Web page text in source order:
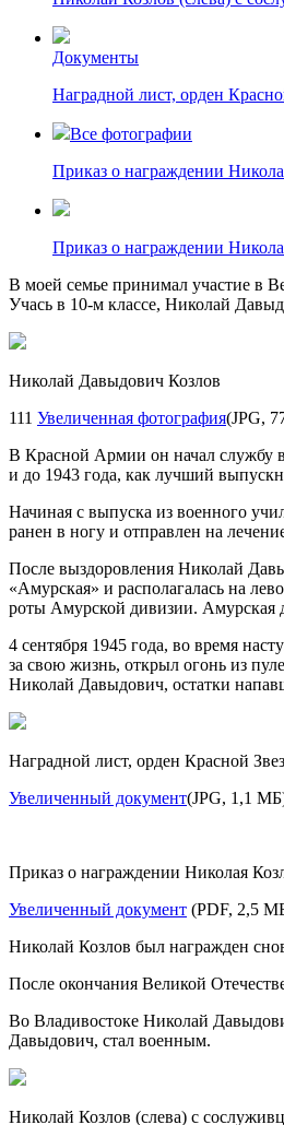
Документы
Наградной лист, орден
Все фотографии
Приказ о награждении
Приказ о награждении
В моей семье принимал участие в
Учась в 10-м классе, Николай
Николай Давыдович Козлов
111 Увеличенная фотография(JPG,
В Красной Армии он начал службу
и до 1943 года, как лучший
Начиная с выпуска из военного
ранен в ногу и отправлен на
После выздоровления Николай
«Амурская» и располагалась на
роты Амурской дивизии. Амурская
4 сентября 1945 года, во время
за свою жизнь, открыл огонь из
Николай Давыдович, остатки
Наградной лист, орден Красной
Увеличенный документ(JPG, 1,1
Приказ о награждении Николая
Увеличенный документ (PDF, 2,5
Николай Козлов был награжден
После окончания Великой
Во Владивостоке Николай
Давыдович, стал военным.
Николай Козлов (слева) с